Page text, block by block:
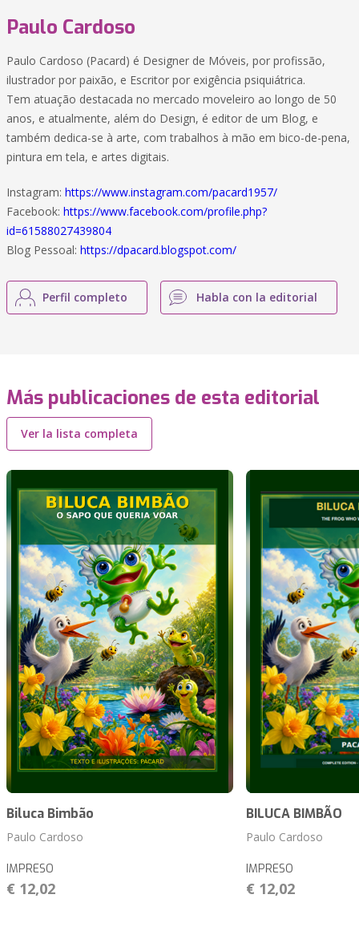
Paulo Cardoso
Paulo Cardoso (Pacard) é Designer de Móveis, por profissão,
ilustrador por paixão, e Escritor por exigência psiquiátrica.
Tem atuação destacada no mercado moveleiro ao longo de 50
anos, e atualmente, além do Design, é editor de um Blog, e
também dedica-se à arte, com trabalhos à mão em bico-de-pena,
pintura em tela, e artes digitais.
Instagram: https://www.instagram.com/pacard1957/
Facebook: https://www.facebook.com/profile.php?
id=61588027439804
Blog Pessoal: https://dpacard.blogspot.com/
Perfil completo Habla con la editorial
Más publicaciones de esta editorial
Ver la lista completa
Biluca Bimbão
Paulo Cardoso
IMPRESO
€ 12,02
BILUCA BIMBÃO
Paulo Cardoso
IMPRESO
€ 12,02